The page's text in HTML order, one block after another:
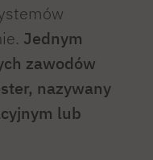
Jednym
zawodów
nazywany
lub